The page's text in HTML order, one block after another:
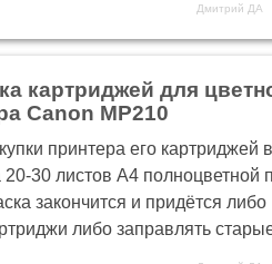
Дмитрий ДА
картриджей для
Canon МР210
принтера его картриджей
20-30 листов А4 полноцветной
закончится и придётся либо
либо заправлять